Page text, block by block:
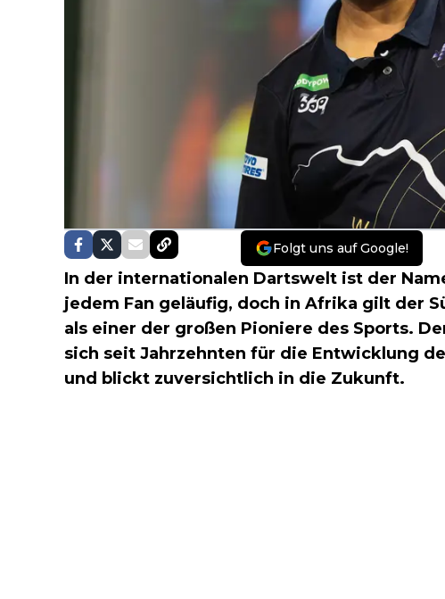
Folgt uns auf Google!
In der internationalen Dartswelt ist der
jedem Fan geläufig, doch in Afrika gilt der
als einer der großen Pioniere des Sports.
sich seit Jahrzehnten für die Entwicklung
und blickt zuversichtlich in die Zukunft.